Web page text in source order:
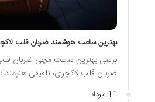
بهترین ساعت هوشمند ضربان قلب
ضربان قلب لاکچری، تلفیقی
11 مرداد